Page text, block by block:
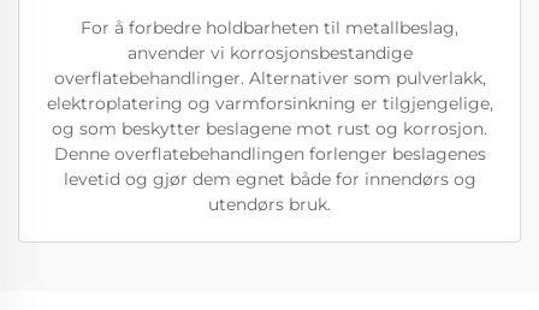
For å forbedre holdbarheten til metallbeslag,
anvender vi korrosjonsbestandige
overflatebehandlinger. Alternativer som pulverlakk,
elektroplatering og varmforsinkning er tilgjengelige,
og som beskytter beslagene mot rust og korrosjon.
Denne overflatebehandlingen forlenger beslagenes
levetid og gjør dem egnet både for innendørs og
utendørs bruk.